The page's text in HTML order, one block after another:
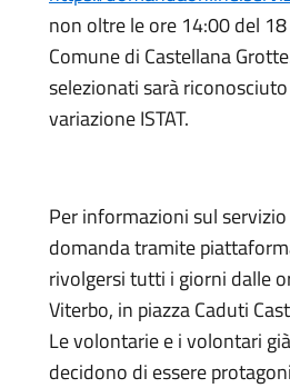
non oltre le ore 14:00 del
Comune di Castellana
selezionati sarà
variazione ISTAT.
Per informazioni sul
domanda tramite
rivolgersi tutti i giorni dalle
Viterbo, in piazza Caduti
Le volontarie e i volontari
decidono di essere